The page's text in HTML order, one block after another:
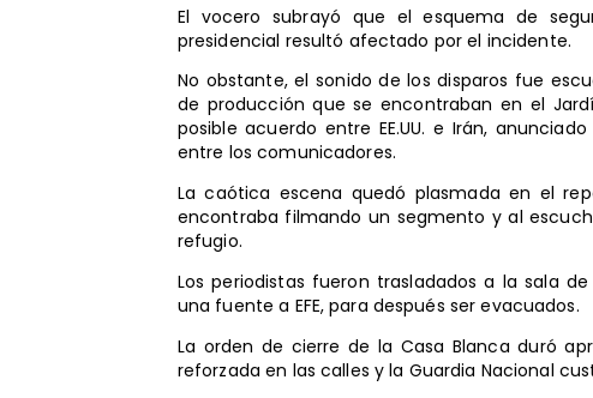
El vocero subrayó que el esquema de
presidencial resultó afectado por el incidente.
No obstante, el sonido de los disparos fue
de producción que se encontraban en el
posible acuerdo entre EE.UU. e Irán,
entre los comunicadores.
La caótica escena quedó plasmada en el
encontraba filmando un segmento y al
refugio.
Los periodistas fueron trasladados a la sala
una fuente a EFE, para después ser evacuados.
La orden de cierre de la Casa Blanca duró
reforzada en las calles y la Guardia Nacional